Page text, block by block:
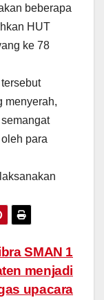
beberapa
HUT
ke 78
menyerah,
para
SMAN 1
menjadi
upacara